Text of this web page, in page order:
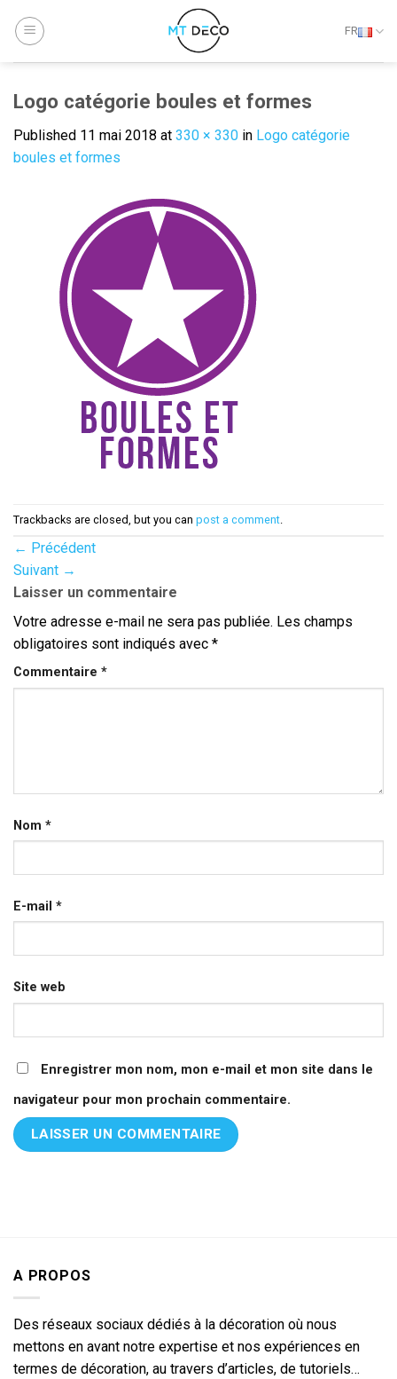
FR
Logo catégorie boules et formes
Published 11 mai 2018 at 330 × 330 in Logo catégorie
boules et formes
Trackbacks are closed, but you can post a comment
← Précédent
Suivant →
Laisser un commentaire
Votre adresse e-mail ne sera pas publiée. Les champs
obligatoires sont indiqués avec *
Commentaire *
Nom *
E-mail *
Site web
Enregistrer mon nom, mon e-mail et mon site dans le
navigateur pour mon prochain commentaire.
A PROPOS
Des réseaux sociaux dédiés à la décoration où nous
mettons en avant notre expertise et nos expériences en
termes de décoration, au travers d’articles, de tutoriels…